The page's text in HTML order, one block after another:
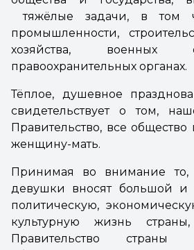
тяжёлые задачи, в том
промышленности,
хозяйства, военных
правоохранительных органах.
Тёплое, душевное
свидетельствует о том,
Правительство, все
женщину-мать.
Принимая во внимание
девушки вносят большой
политическую,
культурную жизнь
Правительство страны